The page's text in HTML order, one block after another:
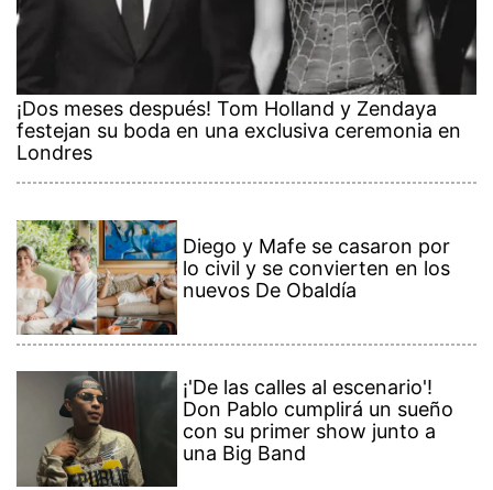
¡Dos meses después! Tom Holland y Zendaya
festejan su boda en una exclusiva ceremonia en
Londres
Diego y Mafe se casaron por
lo civil y se convierten en los
nuevos De Obaldía
¡'De las calles al escenario'!
Don Pablo cumplirá un sueño
con su primer show junto a
una Big Band